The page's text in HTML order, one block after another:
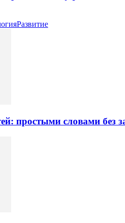
Развитие
простыми словами без